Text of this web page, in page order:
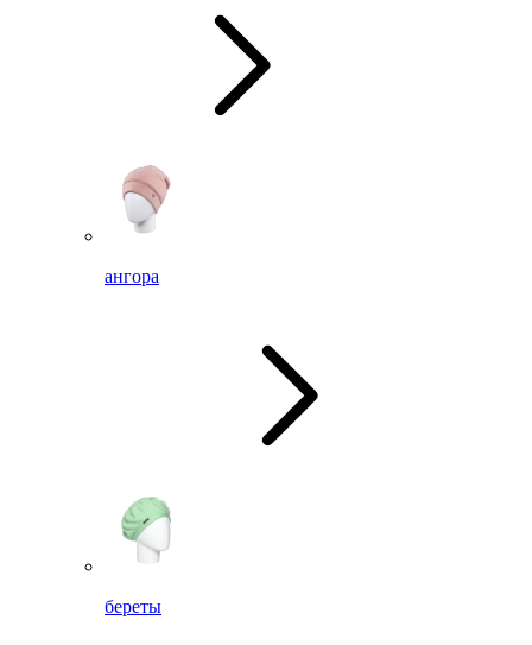
ангора
береты